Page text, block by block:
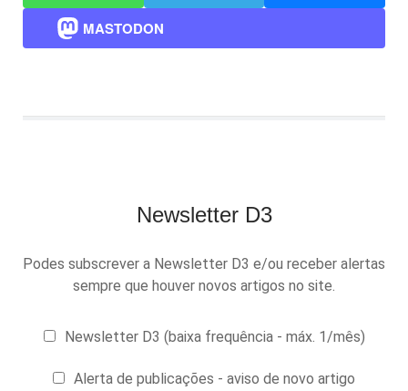
MASTODON
Newsletter D3
Podes subscrever a Newsletter D3 e/ou receber alertas
sempre que houver novos artigos no site.
Newsletter D3 (baixa frequência - máx. 1/mês)
Alerta de publicações - aviso de novo artigo